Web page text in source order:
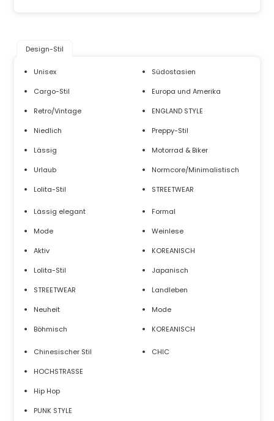
Design-Stil
Unisex
Cargo-Stil
Retro/Vintage
Niedlich
Lässig
Urlaub
Lolita-Stil
Südostasien
Europa und Amerika
ENGLAND STYLE
Preppy-Stil
Motorrad & Biker
Normcore/Minimalistisch
STREETWEAR
Lässig elegant
Mode
Aktiv
Lolita-Stil
STREETWEAR
Neuheit
Böhmisch
Formal
Weinlese
KOREANISCH
Japanisch
Landleben
Mode
KOREANISCH
Chinesischer Stil
HOCHSTRASSE
Hip Hop
PUNK STYLE
CHIC